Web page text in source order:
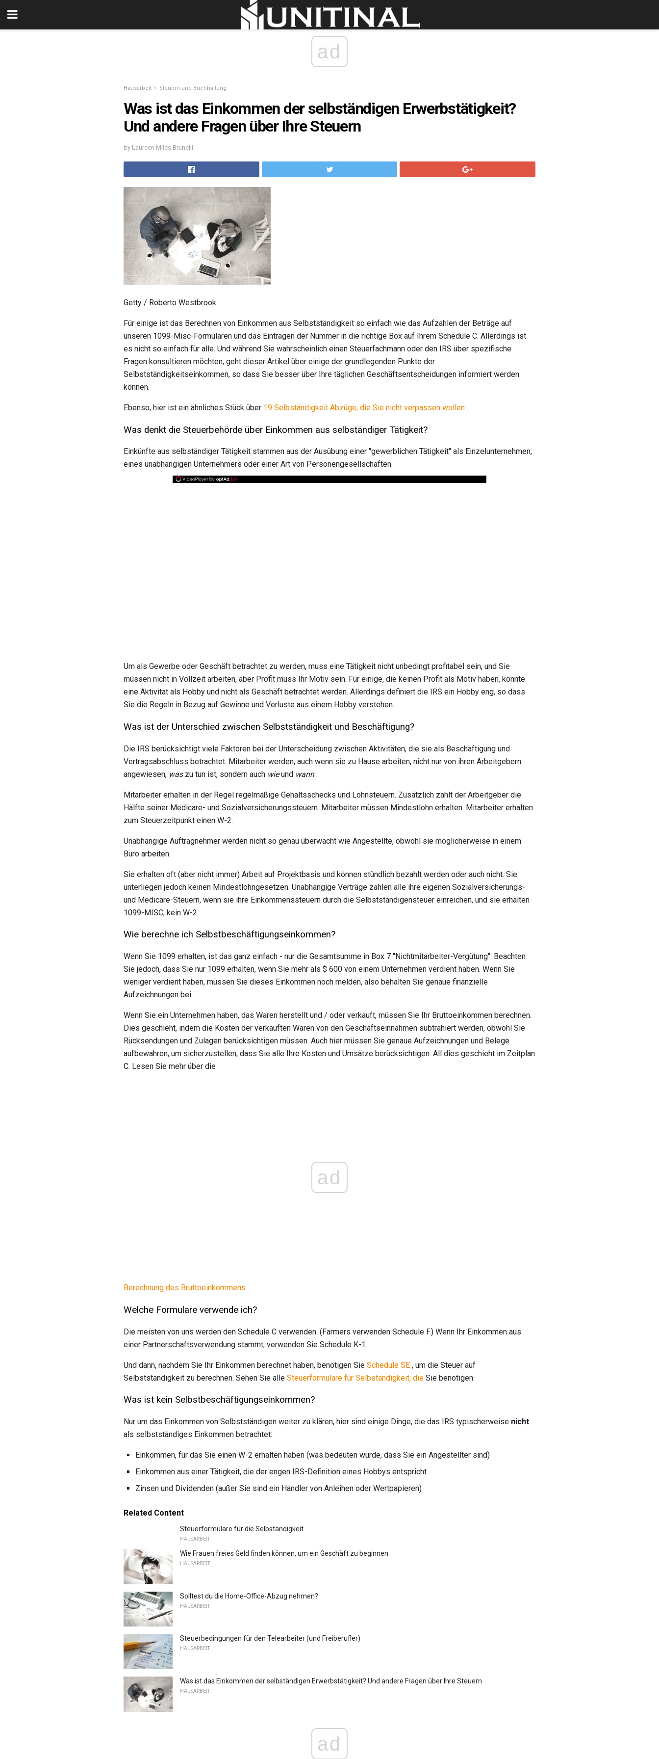
ad
Hausarbeit Steuern und Buchhaltung
Was ist das Einkommen der selbständigen Erwerbstätigkeit?
Und andere Fragen über Ihre Steuern
by Laureen Miles Brunelli
Getty / Roberto Westbrook
Für einige ist das Berechnen von Einkommen aus Selbstständigkeit so einfach wie das Aufzählen der Beträge auf
unseren 1099-Misc-Formularen und das Eintragen der Nummer in die richtige Box auf Ihrem Schedule C. Allerdings ist
es nicht so einfach für alle. Und während Sie wahrscheinlich einen Steuerfachmann oder den IRS über spezifische
Fragen konsultieren möchten, geht dieser Artikel über einige der grundlegenden Punkte der
Selbstständigkeitseinkommen, so dass Sie besser über Ihre täglichen Geschäftsentscheidungen informiert werden
können.
Ebenso, hier ist ein ähnliches Stück über 19 Selbständigkeit Abzüge, die Sie nicht verpassen wollen .
Was denkt die Steuerbehörde über Einkommen aus selbständiger Tätigkeit?
Einkünfte aus selbständiger Tätigkeit stammen aus der Ausübung einer "gewerblichen Tätigkeit" als Einzelunternehmen,
eines unabhängigen Unternehmers oder einer Art von Personengesellschaften.
Um als Gewerbe oder Geschäft betrachtet zu werden, muss eine Tätigkeit nicht unbedingt profitabel sein, und Sie
müssen nicht in Vollzeit arbeiten, aber Profit muss Ihr Motiv sein. Für einige, die keinen Profit als Motiv haben, könnte
eine Aktivität als Hobby und nicht als Geschäft betrachtet werden. Allerdings definiert die IRS ein Hobby eng, so dass
Sie die Regeln in Bezug auf Gewinne und Verluste aus einem Hobby verstehen.
Was ist der Unterschied zwischen Selbstständigkeit und Beschäftigung?
Die IRS berücksichtigt viele Faktoren bei der Unterscheidung zwischen Aktivitäten, die sie als Beschäftigung und
Vertragsabschluss betrachtet. Mitarbeiter werden, auch wenn sie zu Hause arbeiten, nicht nur von ihren Arbeitgebern
angewiesen, waszu tun ist, sondern auch wieund wann.
Mitarbeiter erhalten in der Regel regelmäßige Gehaltsschecks und Lohnsteuern. Zusätzlich zahlt der Arbeitgeber die
Hälfte seiner Medicare- und Sozialversicherungssteuern. Mitarbeiter müssen Mindestlohn erhalten. Mitarbeiter erhalten
zum Steuerzeitpunkt einen W-2.
Unabhängige Auftragnehmer werden nicht so genau überwacht wie Angestellte, obwohl sie möglicherweise in einem
Büro arbeiten.
Sie erhalten oft (aber nicht immer) Arbeit auf Projektbasis und können stündlich bezahlt werden oder auch nicht. Sie
unterliegen jedoch keinen Mindestlohngesetzen. Unabhängige Verträge zahlen alle ihre eigenen Sozialversicherungs-
und Medicare-Steuern, wenn sie ihre Einkommenssteuern durch die Selbstständigensteuer einreichen, und sie erhalten
1099-MISC, kein W-2.
Wie berechne ich Selbstbeschäftigungseinkommen?
Wenn Sie 1099 erhalten, ist das ganz einfach - nur die Gesamtsumme in Box 7 "Nichtmitarbeiter-Vergütung". Beachten
Sie jedoch, dass Sie nur 1099 erhalten, wenn Sie mehr als $ 600 von einem Unternehmen verdient haben. Wenn Sie
weniger verdient haben, müssen Sie dieses Einkommen noch melden, also behalten Sie genaue finanzielle
Aufzeichnungen bei.
Wenn Sie ein Unternehmen haben, das Waren herstellt und / oder verkauft, müssen Sie Ihr Bruttoeinkommen berechnen.
Dies geschieht, indem die Kosten der verkauften Waren von den Geschäftseinnahmen subtrahiert werden, obwohl Sie
Rücksendungen und Zulagen berücksichtigen müssen. Auch hier müssen Sie genaue Aufzeichnungen und Belege
aufbewahren, um sicherzustellen, dass Sie alle Ihre Kosten und Umsätze berücksichtigen. All dies geschieht im Zeitplan
C. Lesen Sie mehr über die
ad
Berechnung des Bruttoeinkommens .
Welche Formulare verwende ich?
Die meisten von uns werden den Schedule C verwenden. (Farmers verwenden Schedule F.) Wenn Ihr Einkommen aus
einer Partnerschaftsverwendung stammt, verwenden Sie Schedule K-1.
Und dann, nachdem Sie Ihr Einkommen berechnet haben, benötigen Sie Schedule SE , um die Steuer auf
Selbstständigkeit zu berechnen. Sehen Sie alle Steuerformulare für Selbständigkeit, die Sie benötigen
Was ist kein Selbstbeschäftigungseinkommen?
Nur um das Einkommen von Selbstständigen weiter zu klären, hier sind einige Dinge, die das IRS typischerweise nicht
als selbstständiges Einkommen betrachtet:
Einkommen, für das Sie einen W-2 erhalten haben (was bedeuten würde, dass Sie ein Angestellter sind)
Einkommen aus einer Tätigkeit, die der engen IRS-Definition eines Hobbys entspricht
Zinsen und Dividenden (außer Sie sind ein Händler von Anleihen oder Wertpapieren)
Related Content
Steuerformulare für die Selbständigkeit
HAUSARBEIT
Wie Frauen freies Geld finden können, um ein Geschäft zu beginnen
HAUSARBEIT
Solltest du die Home-Office-Abzug nehmen?
HAUSARBEIT
Steuerbedingungen für den Telearbeiter (und Freiberufler)
HAUSARBEIT
Was ist das Einkommen der selbständigen Erwerbstätigkeit? Und andere Fragen über Ihre Steuern
HAUSARBEIT
ad